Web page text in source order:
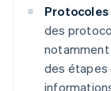
Protocoles
des
notamment
des étapes